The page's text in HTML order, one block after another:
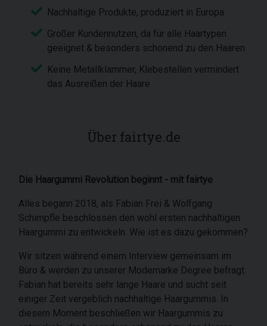
Nachhaltige Produkte, produziert in Europa
Großer Kundennutzen, da für alle Haartypen
geeignet & besonders schonend zu den Haaren
Keine Metallklammer, Klebestellen vermindert
das Ausreißen der Haare
Über fairtye.de
Die Haargummi Revolution beginnt - mit fairtye
Alles begann 2018, als Fabian Frei & Wolfgang
Schimpfle beschlossen den wohl ersten nachhaltigen
Haargummi zu entwickeln. Wie ist es dazu gekommen?
Wir sitzen während einem Interview gemeinsam im
Büro & werden zu unserer Modemarke Degree befragt.
Fabian hat bereits sehr lange Haare und sucht seit
einiger Zeit vergeblich nachhaltige Haargummis. In
diesem Moment beschließen wir Haargummis zu